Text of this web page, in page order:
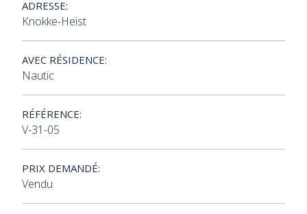
ADRESSE:
Knokke-Heist
AVEC RÉSIDENCE:
Nautic
RÉFÉRENCE:
V-31-05
PRIX DEMANDÉ:
Vendu